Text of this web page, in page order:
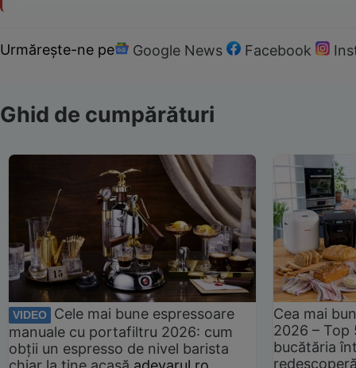
Urmărește-ne pe Google News Facebook
Ghid de cumpărături
VIDEO
Cele mai bune espressoare
manuale cu portafiltru 2026: cum
obții un espresso de nivel barista
Cea mai
2026 –
bucătăria